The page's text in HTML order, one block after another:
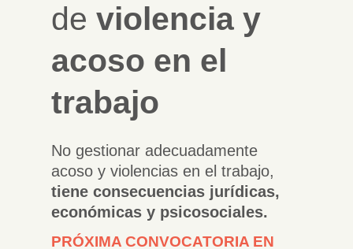
de violencia y
acoso en el
trabajo
No gestionar adecuadamente
acoso y violencias en el trabajo,
tiene consecuencias jurídicas,
económicas y psicosociales.
PRÓXIMA CONVOCATORIA EN